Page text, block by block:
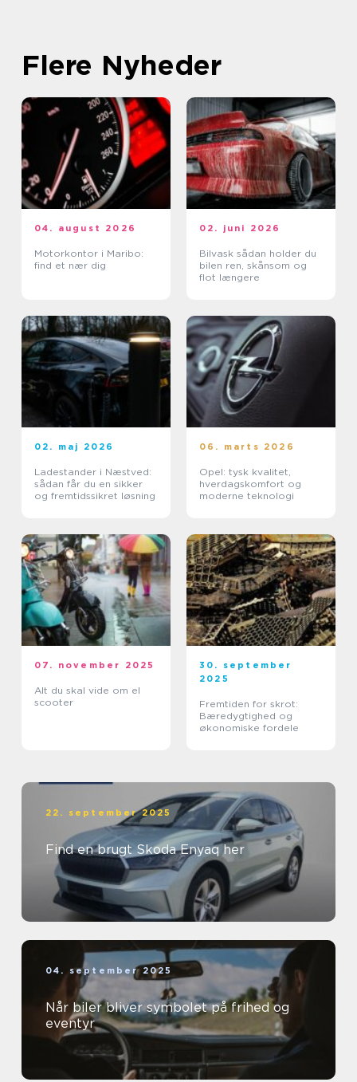
Flere Nyheder
04. august 2026
Motorkontor i Maribo:
find et nær dig
02. juni 2026
Bilvask sådan holder du
bilen ren, skånsom og
flot længere
02. maj 2026
Ladestander i Næstved:
sådan får du en sikker
og fremtidssikret løsning
06. marts 2026
Opel: tysk kvalitet,
hverdagskomfort og
moderne teknologi
07. november 2025
Alt du skal vide om el
scooter
30. september
2025
Fremtiden for skrot:
Bæredygtighed og
økonomiske fordele
22. september 2025
Find en brugt Skoda Enyaq her
04. september 2025
Når biler bliver symbolet på frihed og
eventyr